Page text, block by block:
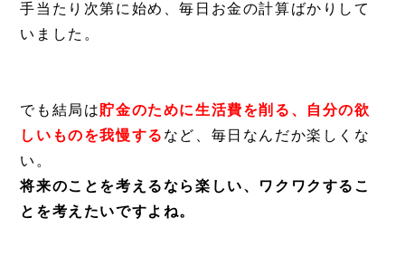
手当たり次第に始め、毎日お金の計算ばかりして
いました。
でも結局は貯金のために生活費を削る、自分の欲
しいものを我慢する など、毎日なんだか楽しくな
い。
将来のことを考えるなら楽しい、ワクワクするこ
とを考えたいですよね。